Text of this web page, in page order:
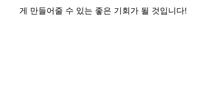
게 만들어줄 수 있는 좋은 기회가 될 것입니다!